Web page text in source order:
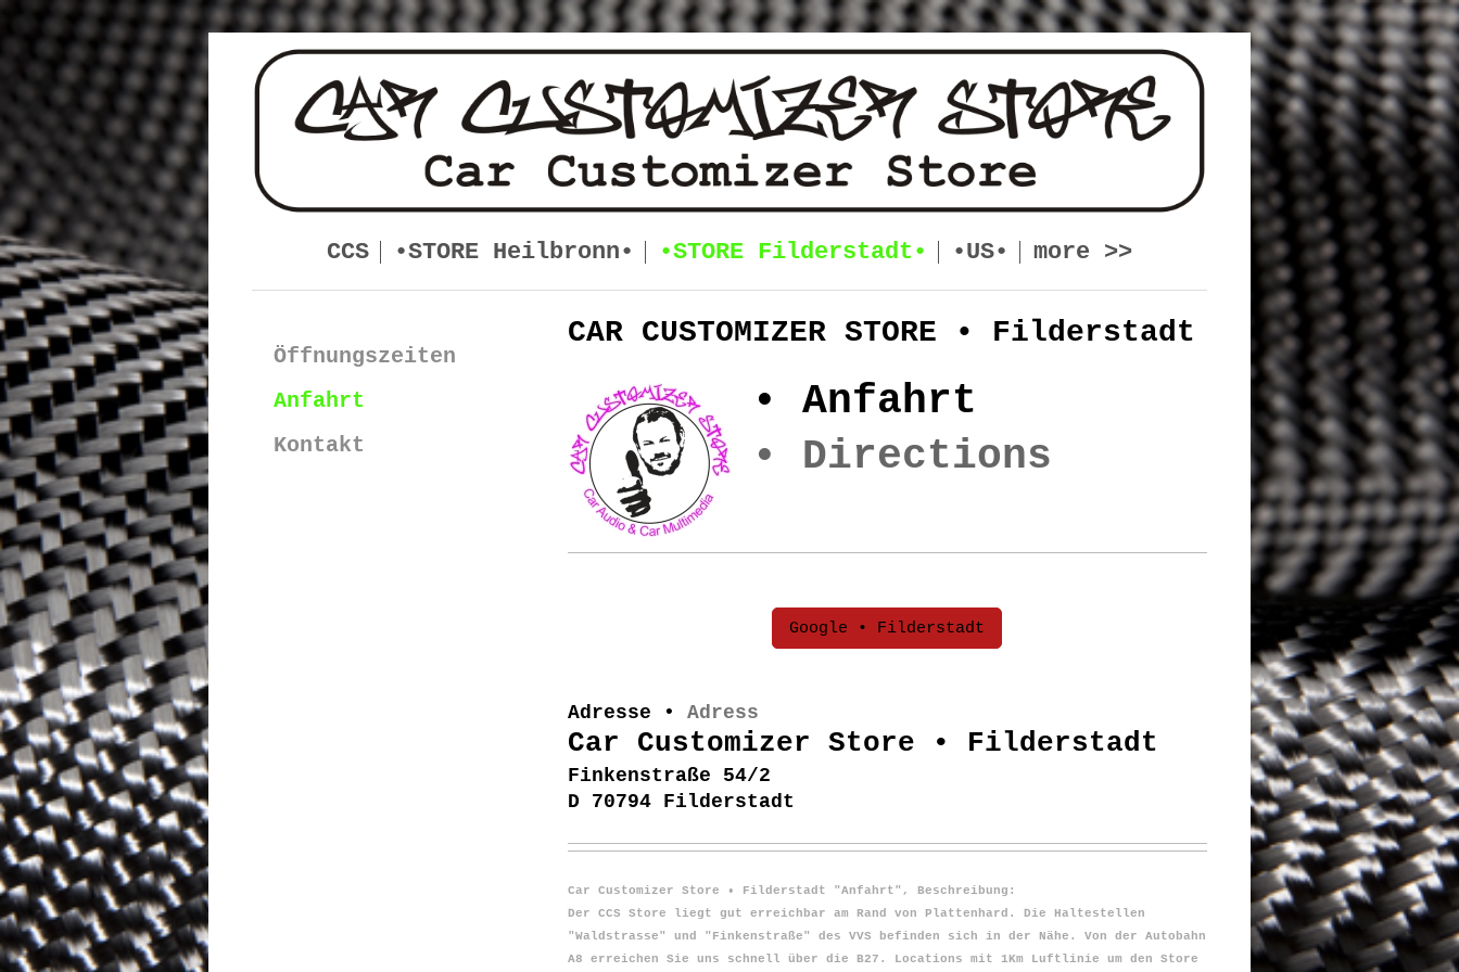
CCS •STORE Heilbronn• •STORE Filderstadt• •US• more >>
CAR CUSTOMIZER STORE • Filderstadt
• Anfahrt
• Directions
Google • Filderstadt
Adresse • Adress
Car Customizer Store • Filderstadt
Finkenstraße 54/2
D 70794 Filderstadt
Car Customizer Store • Filderstadt "Anfahrt", Beschreibung:
Der CCS Store liegt gut erreichbar am Rand von Plattenhard. Die Haltestellen
"Waldstrasse" und "Finkenstraße" des VVS befinden sich in der Nähe. Von der Autobahn
A8 erreichen Sie uns schnell über die B27. Locations mit 1Km Luftlinie um den Store
Öffnungszeiten
Anfahrt
Kontakt